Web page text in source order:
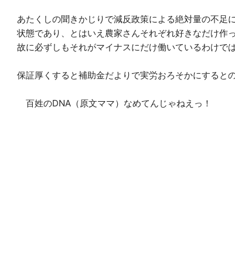
あたくしの聞きかじりで減反政策による絶対量の不
状態であり、とはいえ農家さんそれぞれ好きなだけ作
故に必ずしもそれがマイナスにだけ働いているわけでは
保証厚くすると補助金だよりで実労おろそかにすると
百姓のDNA（原文ママ）なめてんじゃねえっ！